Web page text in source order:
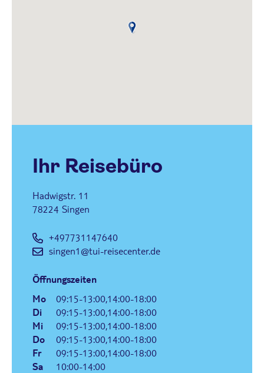
Ihr Reisebüro
Hadwigstr. 11
78224 Singen
+497731147640
singen1@tui-reisecenter.de
Öffnungszeiten
Mo
09:15-13:00,14:00-18:00
Di
09:15-13:00,14:00-18:00
Mi
09:15-13:00,14:00-18:00
Do
09:15-13:00,14:00-18:00
Fr
09:15-13:00,14:00-18:00
Sa
10:00-14:00